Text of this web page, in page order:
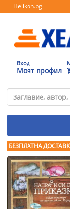
Helikon.bg
Вход
Моят профил
БЕЗПЛАТНА